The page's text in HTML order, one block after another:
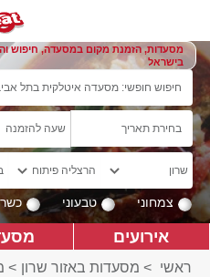
מסעדות, הזמנת מקום במסעדה, חיפוש
בישראל
צמחוני טבעוני כשר
אירועים
ראשי > מסעדות באזור שרון >